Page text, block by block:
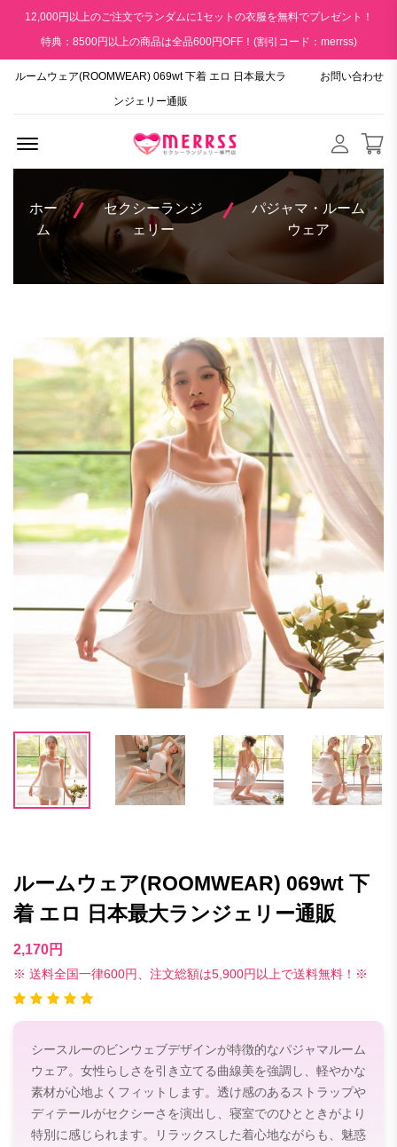
12,000円以上のご注文でランダムに1セットの衣服を無料でプレゼント！
特典：8500円以上の商品は全品600円OFF！(割引コード：merrss)
ルームウェア(ROOMWEAR) 069wt 下着 エロ 日本最大ラ
ンジェリー通販
お問い合わせ
ホー
ム
セクシーランジ
ェリー
パジャマ・ルーム
ウェア
ルームウェア(ROOMWEAR) 069wt 下
着 エロ 日本最大ランジェリー通販
2,170円
※ 送料全国一律600円、注文総額は5,900円以上で送料無料！※
シースルーのビンウェブデザインが特徴的なパジャマルーム
ウェア。女性らしさを引き立てる曲線美を強調し、軽やかな
素材が心地よくフィットします。透け感のあるストラップや
ディテールがセクシーさを演出し、寝室でのひとときがより
特別に感じられます。リラックスした着心地ながらも、魅惑